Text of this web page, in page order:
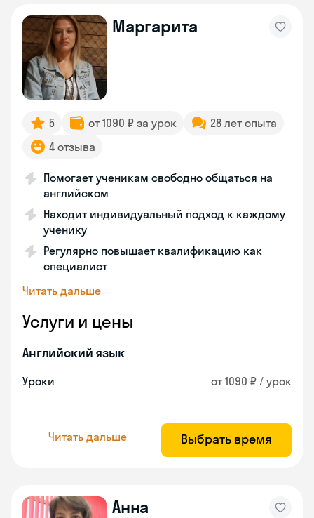
Маргарита
5 от 1090 ₽ за урок
28 лет опыта
4 отзыва
Помогает ученикам свободно общаться на
английском
Находит индивидуальный подход к каждому
ученику
Регулярно повышает квалификацию как
специалист
Читать дальше
Услуги и цены
Английский язык
Уроки от 1090 ₽ / урок
Читать дальше Выбрать время
Анна